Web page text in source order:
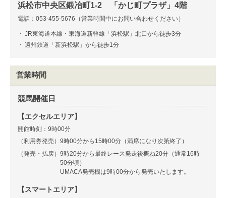
浜松市中央区鍛冶町1-2 「かじ町プラザ」4階
電話：053-455-5676（営業時間中にお問い合わせください）
・ JR東海道本線・東海道新幹線「浜松駅」北口から徒歩3分
・ 遠州鉄道「新浜松駅」から徒歩1分
営業時間
競馬開催日
【エクセルエリア】
開館時刻：9時00分
（利用券発売） 9時00分から15時00分（満席になり次第終了）
（発売・払戻） 9時20分から最終レース発走後概ね20分（通常16時
50分頃）
UMACA発売機は9時00分から発売いたします。
【スマートエリア】